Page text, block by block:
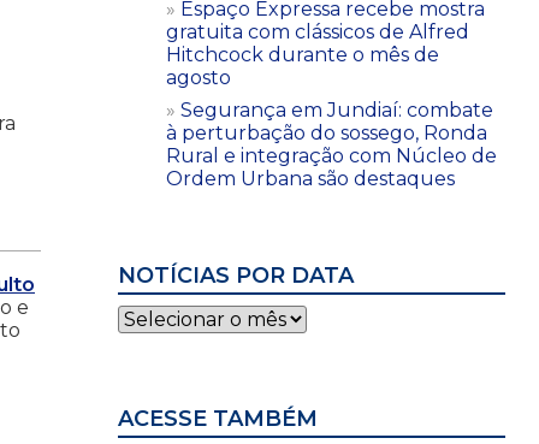
e
Espaço Expressa recebe mostra
gratuita com clássicos de Alfred
Hitchcock durante o mês de
agosto
Segurança em Jundiaí: combate
à perturbação do sossego, Ronda
Rural e integração com Núcleo de
Ordem Urbana são destaques
NOTÍCIAS POR DATA
Notícias
por
ACESSE TAMBÉM